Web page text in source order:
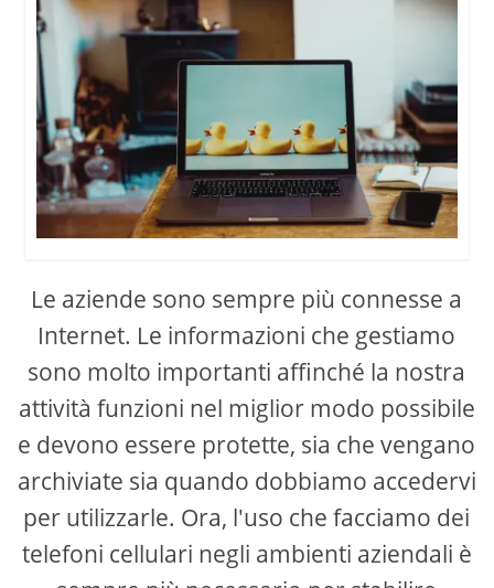
Le aziende sono sempre più connesse a
Internet. Le informazioni che gestiamo
sono molto importanti affinché la nostra
attività funzioni nel miglior modo possibile
e devono essere protette, sia che vengano
archiviate sia quando dobbiamo accedervi
per utilizzarle. Ora, l'uso che facciamo dei
telefoni cellulari negli ambienti aziendali è